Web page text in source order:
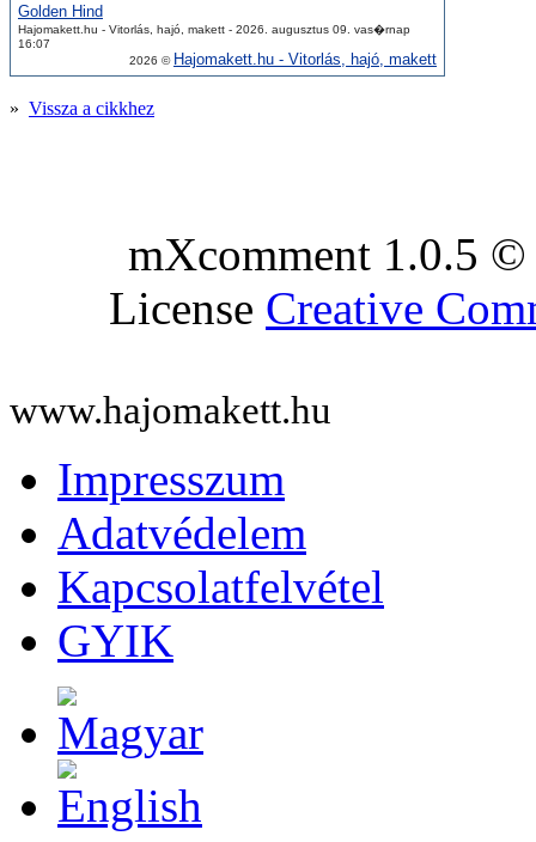
Golden Hind
Hajomakett.hu - Vitorlás, hajó, makett - 2026. augusztus 09. vas�rnap
16:07
2026 © Hajomakett.hu - Vitorlás, hajó, makett
» Vissza a cikkhez
mXcomment 1.0.5
License Creative
www.hajomakett.hu
Impresszum
Adatvédelem
Kapcsolatfelvétel
GYIK